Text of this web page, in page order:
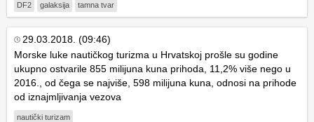
DF2 galaksija tamna tvar
29.03.2018. (09:46)
Morske luke nautičkog turizma u Hrvatskoj prošle su godine
ukupno ostvarile 855 milijuna kuna prihoda, 11,2% više nego u
2016., od čega se najviše, 598 milijuna kuna, odnosi na prihode
od iznajmljivanja vezova
nautički turizam